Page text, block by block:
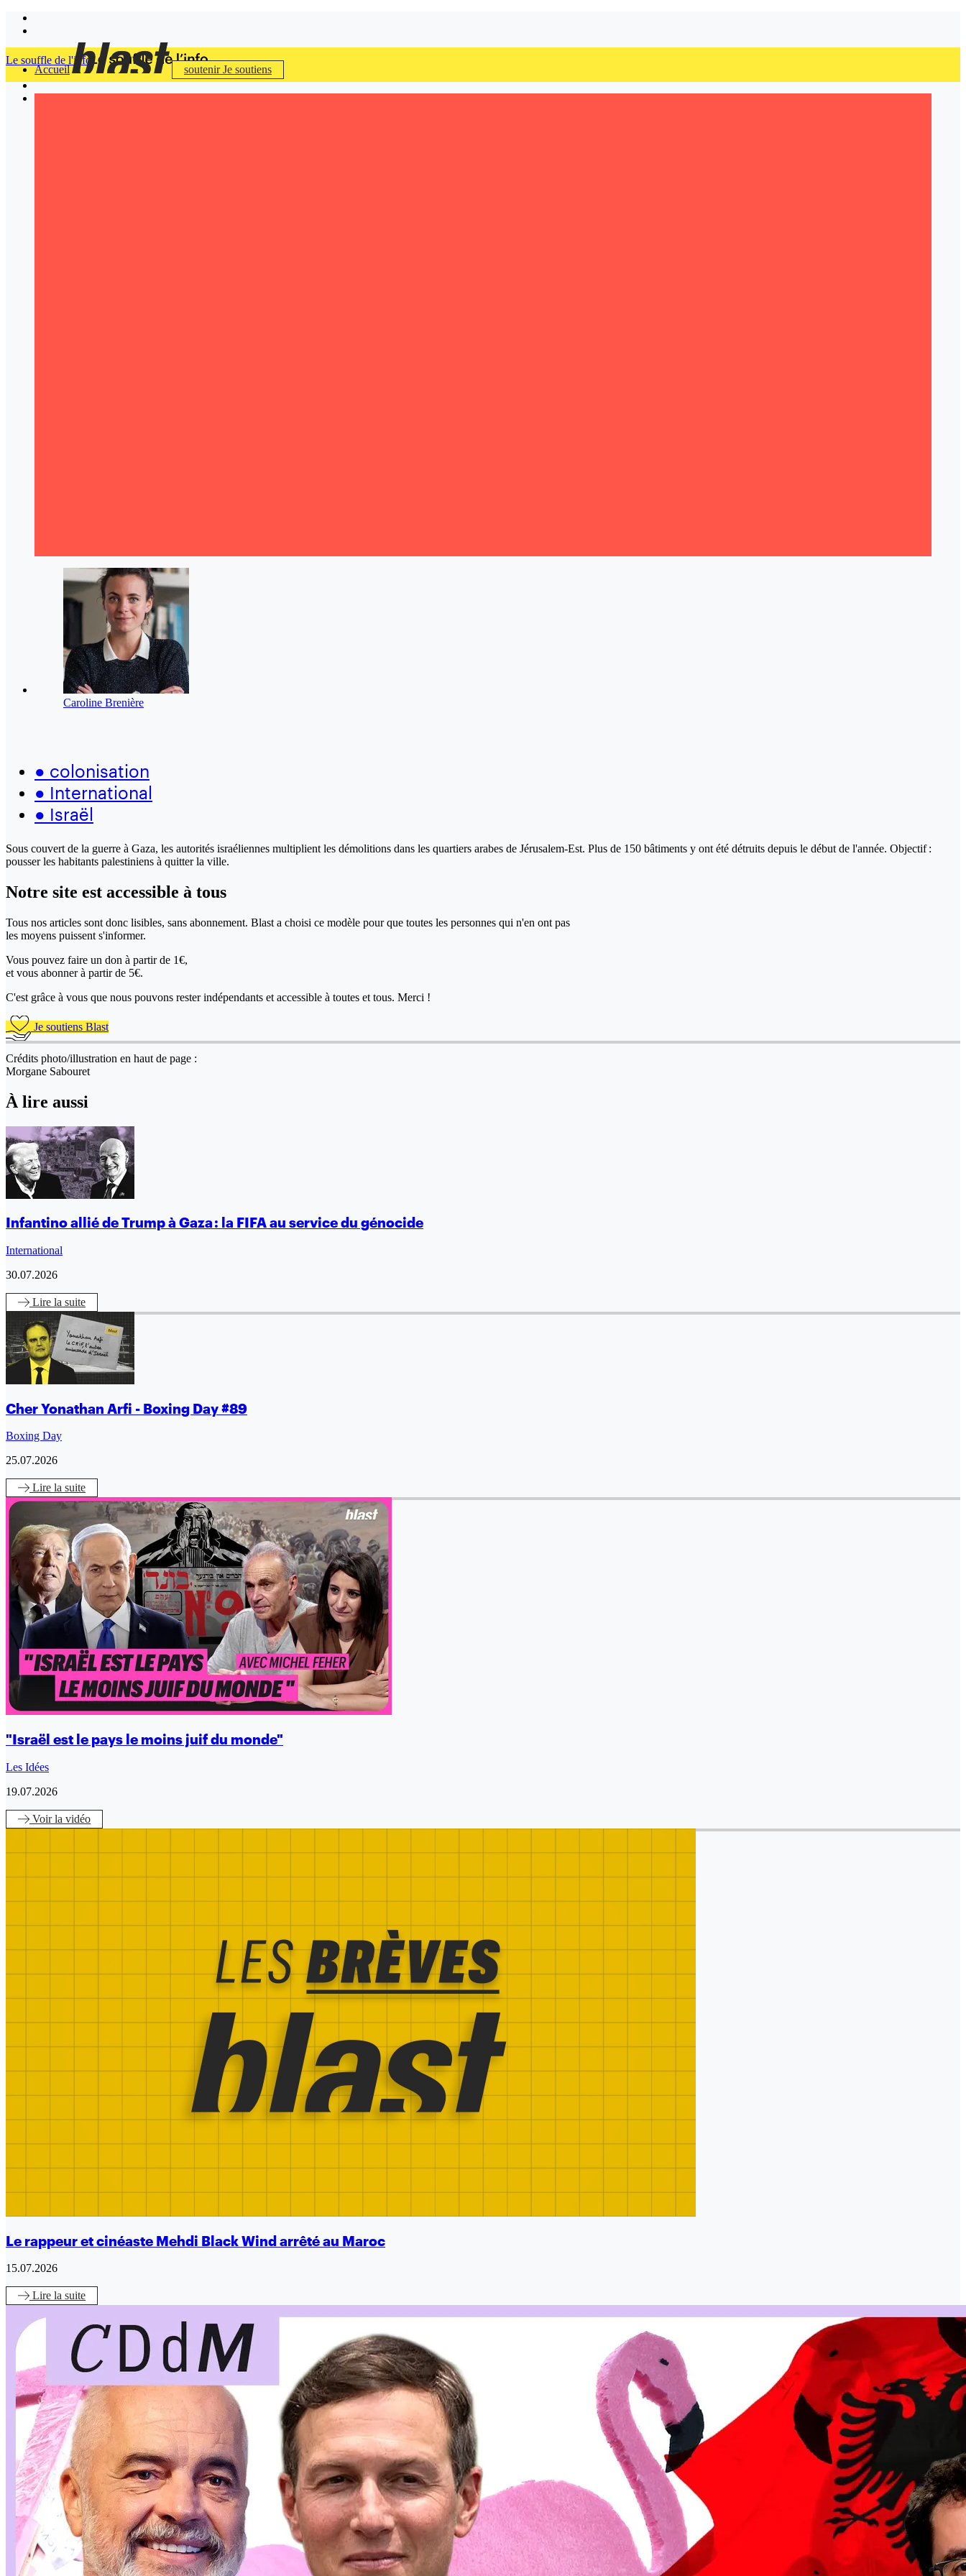
Accueil soutenirJe soutiens
Le souffle de l'info
Caroline Brenière
● colonisation
● International
● Israël
Sous couvert de la guerre à Gaza, les autorités israéliennes multiplient les démolitions dans les quartiers arabes de Jérusalem-Est. Plus de 150 bâtiments y ont été détruits depuis le début de l'année. Objectif :
pousser les habitants palestiniens à quitter la ville.
Notre site est accessible à tous
Tous nos articles sont donc lisibles, sans abonnement. Blast a choisi ce modèle pour que toutes les personnes qui n'en ont pas
les moyens puissent s'informer.
Vous pouvez faire un don à partir de 1€,
et vous abonner à partir de 5€.
C'est grâce à vous que nous pouvons rester indépendants et accessible à toutes et tous. Merci !
Je soutiens Blast
Crédits photo/illustration en haut de page :
Morgane Sabouret
À lire aussi
Infantino allié de Trump à Gaza : la FIFA au service du génocide
International
30.07.2026
Lire la suite
Cher Yonathan Arfi - Boxing Day #89
Boxing Day
25.07.2026
Lire la suite
"Israël est le pays le moins juif du monde"
Les Idées
19.07.2026
Voirla vidéo
Le rappeur et cinéaste Mehdi Black Wind arrêté au Maroc
15.07.2026
Lire la suite